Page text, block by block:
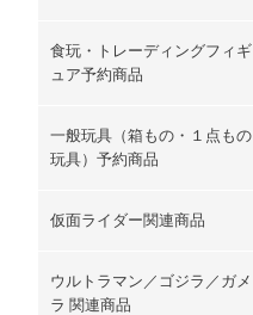
食玩・トレーディングフィギ
ュア予約商品
一般玩具（箱もの・１点もの
玩具）予約商品
仮面ライダー関連商品
ウルトラマン／ゴジラ／ガメ
ラ 関連商品